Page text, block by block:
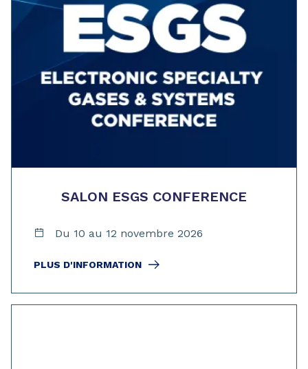
SALON ESGS CONFERENCE
Du 10 au 12 novembre 2026
PLUS D'INFORMATION